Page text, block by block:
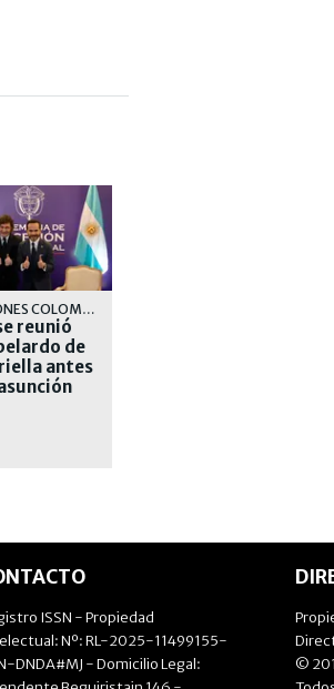
ELECCIONES COLOMBIA
reunió
de
antes
ISSN - Propiedad
Nº: RL-2025-11499155-
DNDA#MJ - Domicilio Legal:
©